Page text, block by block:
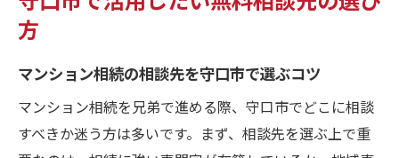
方
マンション相続の相談先を守口市で選ぶコツ
マンション相続を兄弟で進める際、守口市でどこに相談
すべきか迷う方は多いです。まず、相談先を選ぶ上で重